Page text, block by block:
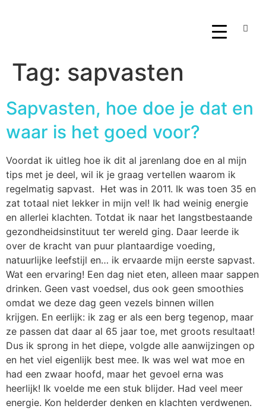
Tag: sapvasten
Sapvasten, hoe doe je dat en
waar is het goed voor?
Voordat ik uitleg hoe ik dit al jarenlang doe en al mijn
tips met je deel, wil ik je graag vertellen waarom ik
regelmatig sapvast. Het was in 2011. Ik was toen 35 en
zat totaal niet lekker in mijn vel! Ik had weinig energie
en allerlei klachten. Totdat ik naar het langstbestaande
gezondheidsinstituut ter wereld ging. Daar leerde ik
over de kracht van puur plantaardige voeding,
natuurlijke leefstijl en… ik ervaarde mijn eerste sapvast.
Wat een ervaring! Een dag niet eten, alleen maar sappen
drinken. Geen vast voedsel, dus ook geen smoothies
omdat we deze dag geen vezels binnen willen
krijgen. En eerlijk: ik zag er als een berg tegenop, maar
ze passen dat daar al 65 jaar toe, met groots resultaat!
Dus ik sprong in het diepe, volgde alle aanwijzingen op
en het viel eigenlijk best mee. Ik was wel wat moe en
had een zwaar hoofd, maar het gevoel erna was
heerlijk! Ik voelde me een stuk blijder. Had veel meer
energie. Kon helderder denken en klachten verdwenen.